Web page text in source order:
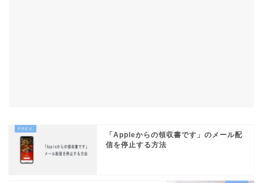
「Appleからの領収書です」のメール配
信を停止する方法